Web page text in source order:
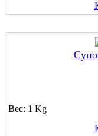
Вес: 1 Kg